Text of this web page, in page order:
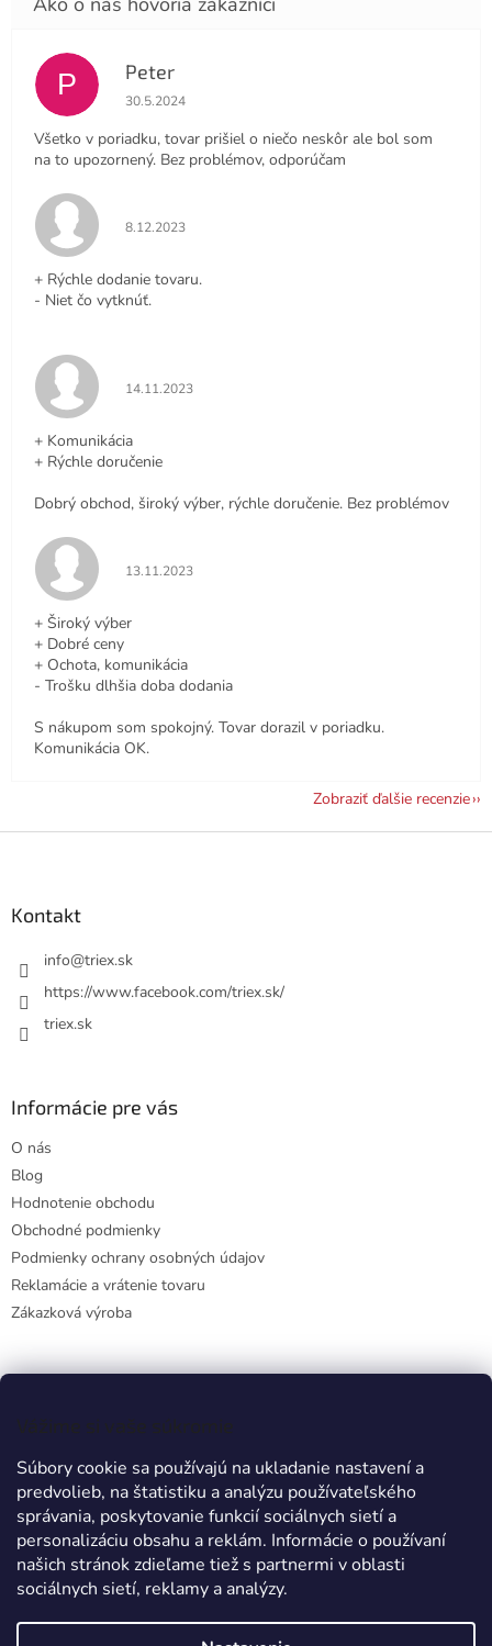
Vážime si vaše súkromie
Súbory cookie sa používajú na ukladanie nastavení a
predvolieb, na štatistiku a analýzu používateľského
správania, poskytovanie funkcií sociálnych sietí a
personalizáciu obsahu a reklám. Informácie o používaní
našich stránok zdieľame tiež s partnermi v oblasti
sociálnych sietí, reklamy a analýzy.
P Peter
Hodnotenie obchodu je 4 z 5 hviezdičiek.
30.5.2024
Všetko v poriadku, tovar prišiel o niečo neskôr ale bol som
na to upozornený. Bez problémov, odporúčam
Hodnotenie obchodu je 5 z 5 hviezdičiek.
8.12.2023
+ Rýchle dodanie tovaru.
- Niet čo vytknúť.
Hodnotenie obchodu je 5 z 5 hviezdičiek.
14.11.2023
+ Komunikácia
+ Rýchle doručenie
Dobrý obchod, široký výber, rýchle doručenie. Bez problémov
Hodnotenie obchodu je 5 z 5 hviezdičiek.
13.11.2023
+ Široký výber
+ Dobré ceny
+ Ochota, komunikácia
- Trošku dlhšia doba dodania
S nákupom som spokojný. Tovar dorazil v poriadku.
Komunikácia OK.
Zobraziť ďalšie recenzie
Kontakt
info@triex.sk
https://www.facebook.com/triex.sk/
triex.sk
Informácie pre vás
O nás
Blog
Hodnotenie obchodu
Obchodné podmienky
Podmienky ochrany osobných údajov
Reklamácie a vrátenie tovaru
Zákazková výroba
Prijímame online platby